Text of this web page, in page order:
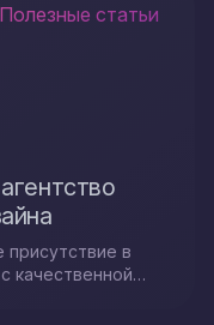
Полезные статьи
в
качественной